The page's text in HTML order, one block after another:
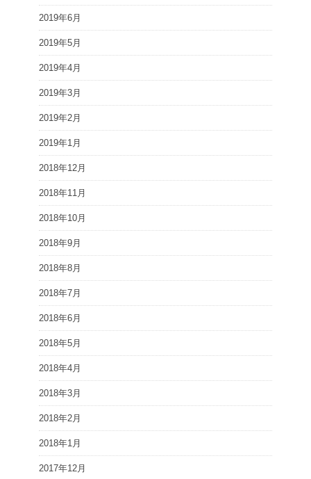
2019年6月
2019年5月
2019年4月
2019年3月
2019年2月
2019年1月
2018年12月
2018年11月
2018年10月
2018年9月
2018年8月
2018年7月
2018年6月
2018年5月
2018年4月
2018年3月
2018年2月
2018年1月
2017年12月